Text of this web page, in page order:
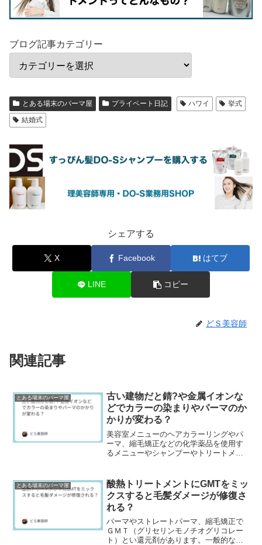
ブログ記事カテゴリー
とある場末のパーマ屋 プライベート日記 ハワイ
挙式
結婚式
シェアする
X Facebook はてブ
LINE コピー
どＳ美容師
関連記事
とある場末のパーマ屋
古い建物だと錆?や金属イオンな
どでカラーの染まりやパーマのか
かりが変わる？
美容室メニューのヘアカラーリングやパ
ーマ、縮毛矯正などの化学薬品を使用す
るメニューやシャンプーやトリートメン
屋や中国の美容学校の...
とある場末のパーマ屋
酸熱トリートメントにGMTをミッ
クスすると毛髪ダメージが修復さ
れる？
パーマやストレートパーマ、縮毛矯正で
ＧＭＴ（グリセリンモノチオグリコレー
ト）とい還元剤があります。一般的なチ